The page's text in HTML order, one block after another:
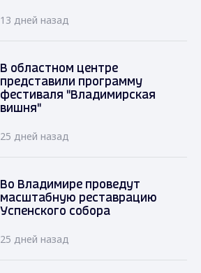
13 дней назад
В областном центре
представили программу
фестиваля "Владимирская
вишня"
25 дней назад
Во Владимире проведут
масштабную реставрацию
Успенского собора
25 дней назад